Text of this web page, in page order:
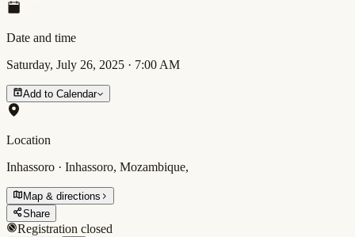
Date and time
Saturday, July 26, 2025 · 7:00 AM
Add to Calendar
Location
Inhassoro · Inhassoro, Mozambique,
Map & directions
Share
Registration closed